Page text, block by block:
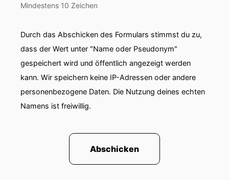
Mindestens 10 Zeichen
Durch das Abschicken des Formulars stimmst du zu,
dass der Wert unter "Name oder Pseudonym"
gespeichert wird und öffentlich angezeigt werden
kann. Wir speichern keine IP-Adressen oder andere
personenbezogene Daten. Die Nutzung deines echten
Namens ist freiwillig.
Abschicken